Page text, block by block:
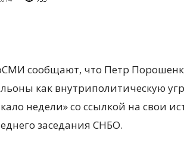
сообщают, что Петр
как внутриполитическую
недели» со ссылкой на свои
заседания СНБО.